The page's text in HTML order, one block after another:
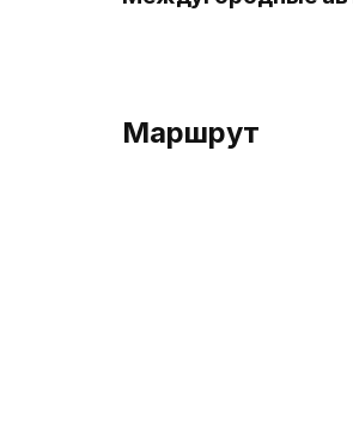
Маршрут